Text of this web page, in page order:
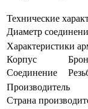
Технические
Диаметр
Характеристики
Корпус
Соединение
Производитель
Страна